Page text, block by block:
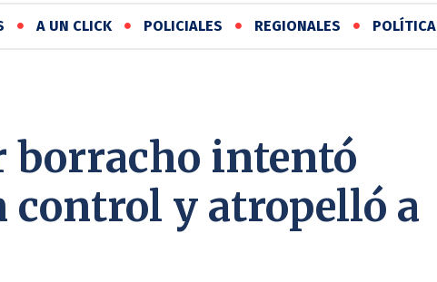
A UN CLICK POLICIALES REGIONALES POLÍTICA
borracho intentó
control y atropelló a